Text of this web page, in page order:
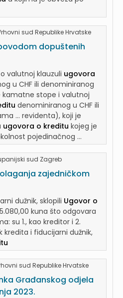
sud Republike Hrvatske
dopuštenih
valutnoj klauzuli ugovora
u CHF ili denominiranog
kamatne stope i valutnoj
denominiranog u CHF ili
... revidenta), koji je
ugovora o kreditu kojeg je
pojedinačnog ...
sud Zagreb
zajedničkom
dužnik, sklopili Ugovor o
kuna što odgovara
su 1., kao kreditor i 2.
kredita i fiducijarni dužnik,
sud Republike Hrvatske
Građanskog odjela
2023.